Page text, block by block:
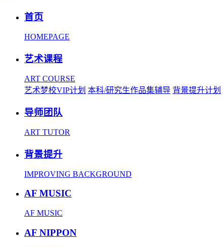
首页
HOMEPAGE
艺术课程
ART COURSE
艺术梦校VIP计划 本科/研究生作品集辅导 背景提升计划
导师团队
ART TUTOR
背景提升
IMPROVING BACKGROUND
AF MUSIC
AF MUSIC
AF NIPPON